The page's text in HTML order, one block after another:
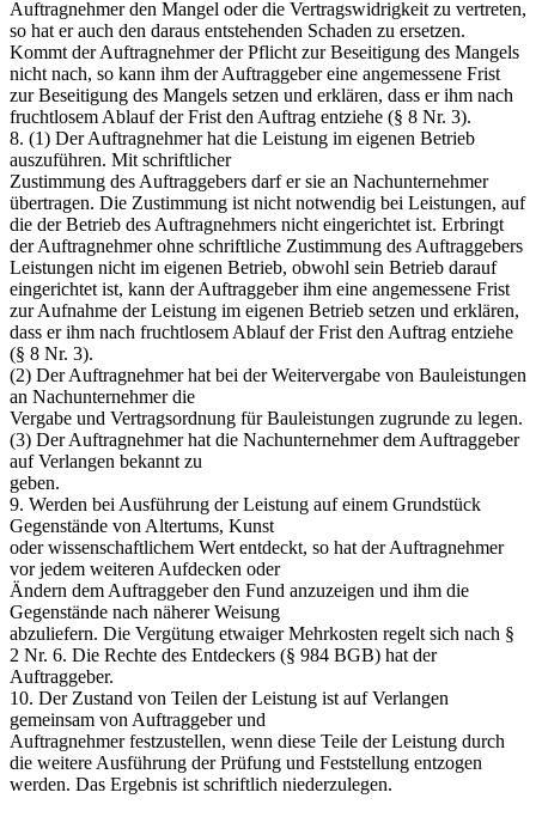
Auftragnehmer den Mangel oder die Vertragswidrigkeit zu vertreten,
so hat er auch den daraus entstehenden Schaden zu ersetzen.
Kommt der Auftragnehmer der Pflicht zur Beseitigung des Mangels
nicht nach, so kann ihm der Auftraggeber eine angemessene Frist
zur Beseitigung des Mangels setzen und erklären, dass er ihm nach
fruchtlosem Ablauf der Frist den Auftrag entziehe (§ 8 Nr. 3).
8. (1) Der Auftragnehmer hat die Leistung im eigenen Betrieb
auszuführen. Mit schriftlicher
Zustimmung des Auftraggebers darf er sie an Nachunternehmer
übertragen. Die Zustimmung ist nicht notwendig bei Leistungen, auf
die der Betrieb des Auftragnehmers nicht eingerichtet ist. Erbringt
der Auftragnehmer ohne schriftliche Zustimmung des Auftraggebers
Leistungen nicht im eigenen Betrieb, obwohl sein Betrieb darauf
eingerichtet ist, kann der Auftraggeber ihm eine angemessene Frist
zur Aufnahme der Leistung im eigenen Betrieb setzen und erklären,
dass er ihm nach fruchtlosem Ablauf der Frist den Auftrag entziehe
(§ 8 Nr. 3).
(2) Der Auftragnehmer hat bei der Weitervergabe von Bauleistungen
an Nachunternehmer die
Vergabe und Vertragsordnung für Bauleistungen zugrunde zu legen.
(3) Der Auftragnehmer hat die Nachunternehmer dem Auftraggeber
auf Verlangen bekannt zu
geben.
9. Werden bei Ausführung der Leistung auf einem Grundstück
Gegenstände von Altertums, Kunst
oder wissenschaftlichem Wert entdeckt, so hat der Auftragnehmer
vor jedem weiteren Aufdecken oder
Ändern dem Auftraggeber den Fund anzuzeigen und ihm die
Gegenstände nach näherer Weisung
abzuliefern. Die Vergütung etwaiger Mehrkosten regelt sich nach §
2 Nr. 6. Die Rechte des Entdeckers (§ 984 BGB) hat der
Auftraggeber.
10. Der Zustand von Teilen der Leistung ist auf Verlangen
gemeinsam von Auftraggeber und
Auftragnehmer festzustellen, wenn diese Teile der Leistung durch
die weitere Ausführung der Prüfung und Feststellung entzogen
werden. Das Ergebnis ist schriftlich niederzulegen.